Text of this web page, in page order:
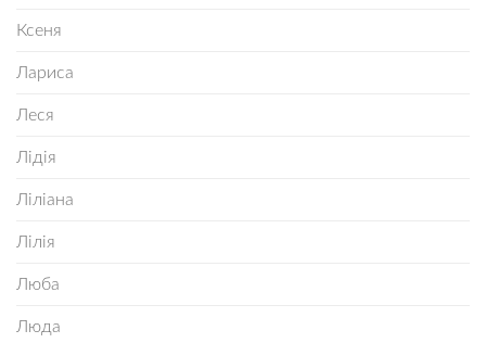
Ксеня
Лариса
Леся
Лідія
Ліліана
Лілія
Люба
Люда